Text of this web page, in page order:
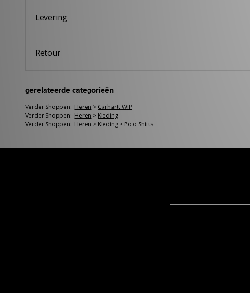
Levering
Retour
gerelateerde categorieën
Verder Shoppen: Heren > Carhartt WIP
Verder Shoppen: Heren > Kleding
Verder Shoppen: Heren > Kleding > Polo Shirts